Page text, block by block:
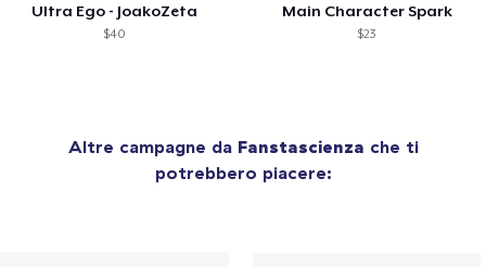
Ultra Ego - JoakoZeta
$40
Main Character Spark
$23
Altre campagne da Fanstascienza che ti
potrebbero piacere: